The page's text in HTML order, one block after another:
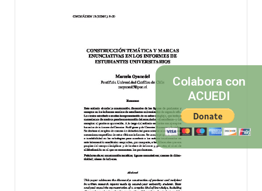
Colabora con
ACUEDI